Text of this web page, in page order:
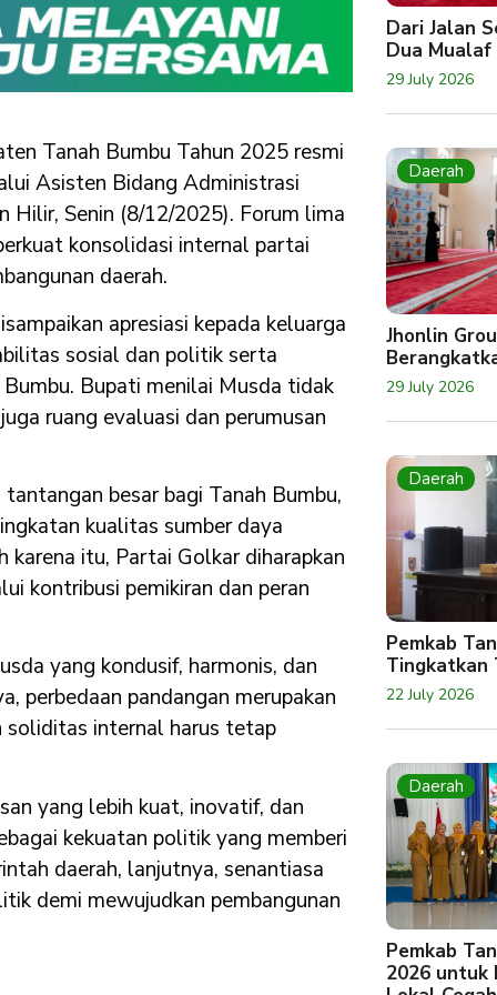
Tanah Bumbu Tahun 2025 resmi
Asisten Bidang Administrasi
Hilir, Senin (8/12/2025). Forum lima
konsolidasi internal partai
daerah.
apresiasi kepada keluarga
sosial dan politik serta
Bupati menilai Musda tidak
ruang evaluasi dan perumusan
besar bagi Tanah Bumbu,
kualitas sumber daya
karena itu, Partai Golkar diharapkan
kontribusi pemikiran dan peran
yang kondusif, harmonis, dan
perbedaan pandangan merupakan
soliditas internal harus tetap
yang lebih kuat, inovatif, dan
kekuatan politik yang memberi
daerah, lanjutnya, senantiasa
demi mewujudkan pembangunan
Dari Jalan
Dua Mualaf
29 July 2026
Daerah
Jhonlin
29 July 2026
Daerah
Pemkab
Tingkatkan
22 July 2026
Daerah
Pemkab
2026 untuk